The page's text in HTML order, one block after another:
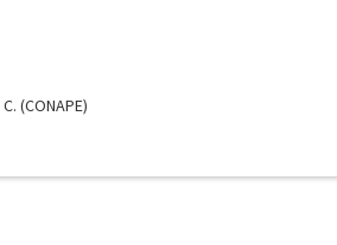
(CONAPE)